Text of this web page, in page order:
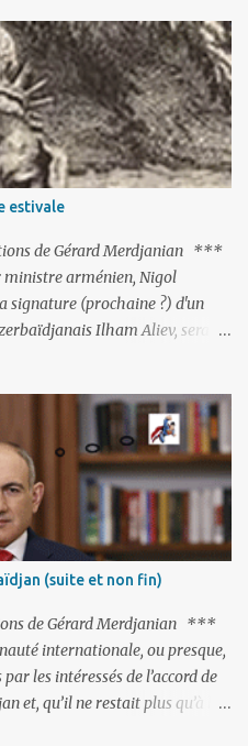
et pour certains sur la
estivale
de Gérard Merdjanian ***
arménien, Nigol
signature (prochaine ?) d'un
Ilham Aliev, serait
ou la Littérature ne sont
que les négociations avec le
ce qui précède la chute de
par ce qu'il nomme «
qu'ils l'ont précédés ne
traitant de tous les noms, avant
les politiciens ne lui suffisent
arménienne, les...
(suite et non fin)
de Gérard Merdjanian ***
internationale, ou presque,
les intéressés de l’accord de
et, qu’il ne restait plus qu’à le